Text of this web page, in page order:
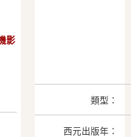
影
類型：
西元出版年：